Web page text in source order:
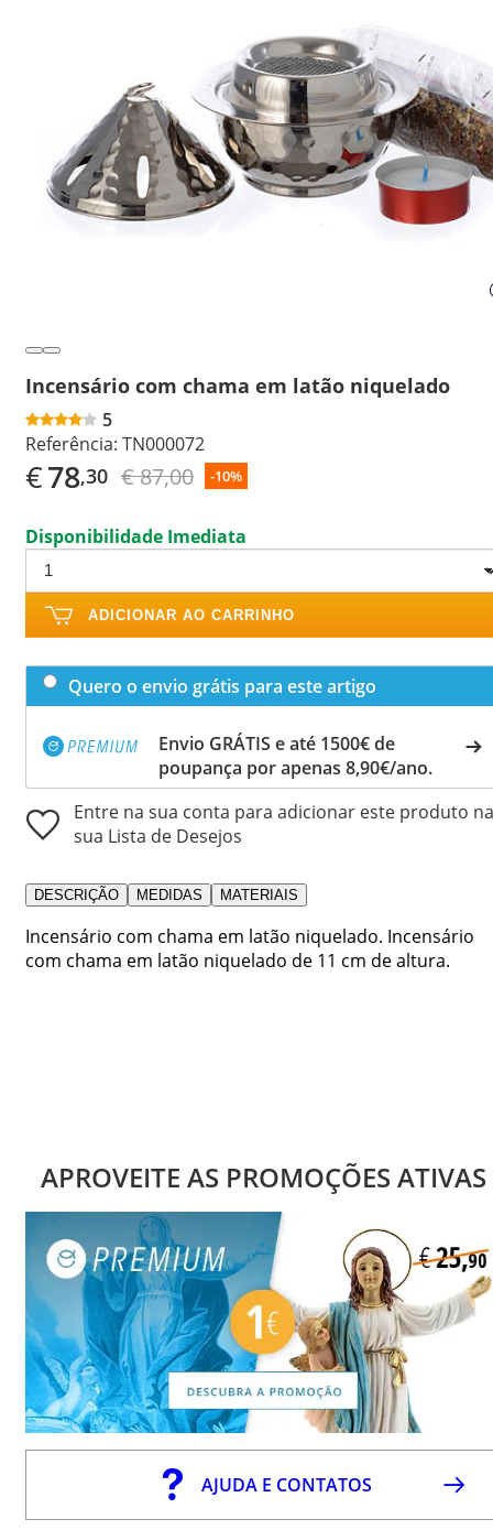
Incensário com chama em latão niquelado
5
Referência: TN000072
€78,30 € 87,00 -10%
Disponibilidade Imediata
ADICIONAR AO CARRINHO
Quero o envio grátis para este artigo
Envio GRÁTIS e até 1500€ de
poupança por apenas 8,90€/ano.
Entre na sua conta para adicionar este produto na
sua Lista de Desejos
DESCRIÇÃO MEDIDAS MATERIAIS
Incensário com chama em latão niquelado. Incensário
com chama em latão niquelado de 11 cm de altura.
APROVEITE AS PROMOÇÕES ATIVAS
AJUDA E CONTATOS